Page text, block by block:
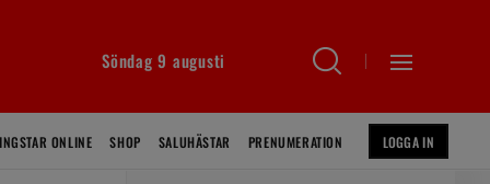
Söndag 9 augusti
ONLINE SHOP SALUHÄSTAR PRENUMERATION LOGGA IN